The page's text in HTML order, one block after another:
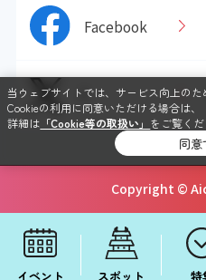
Facebook
X
Copyright ©
イベント スポット 特
当ウェブサイトでは、サービス向上のた
Cookieの利用に同意いただける場合は
詳細は 「Cookie等の取扱い」 をご覧くだ
同意